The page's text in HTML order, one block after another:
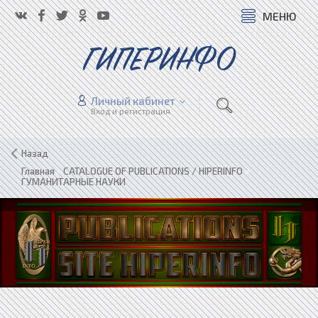
МЕНЮ
ГИПЕРИНФО
Личный кабинет
Вход и регистрация
Назад
Главная»CATALOGUE OF PUBLICATIONS / HIPERINFO»
ГУМАНИТАРНЫЕ НАУКИ